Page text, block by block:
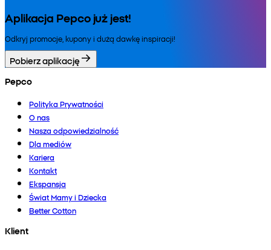
Aplikacja Pepco już jest!
Odkryj promocje, kupony i dużą dawkę inspiracji!
Pobierz aplikację
Pepco
Polityka Prywatności
O nas
Nasza odpowiedzialność
Dla mediów
Kariera
Kontakt
Ekspansja
Świat Mamy i Dziecka
Better Cotton
Klient